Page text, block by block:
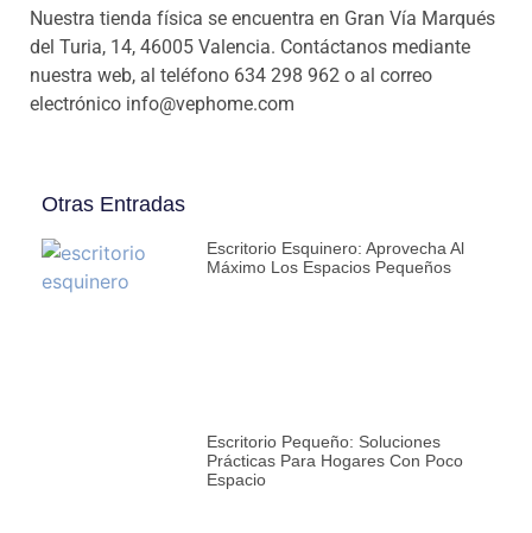
Nuestra tienda física se encuentra en Gran Vía Marqués
del Turia, 14, 46005 Valencia. Contáctanos mediante
nuestra web, al teléfono 634 298 962 o al correo
electrónico info@vephome.com
Otras Entradas
Escritorio Esquinero: Aprovecha Al
Máximo Los Espacios Pequeños
Escritorio Pequeño: Soluciones
Prácticas Para Hogares Con Poco
Espacio